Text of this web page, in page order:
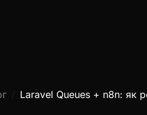
Laravel Queues + n8n: як